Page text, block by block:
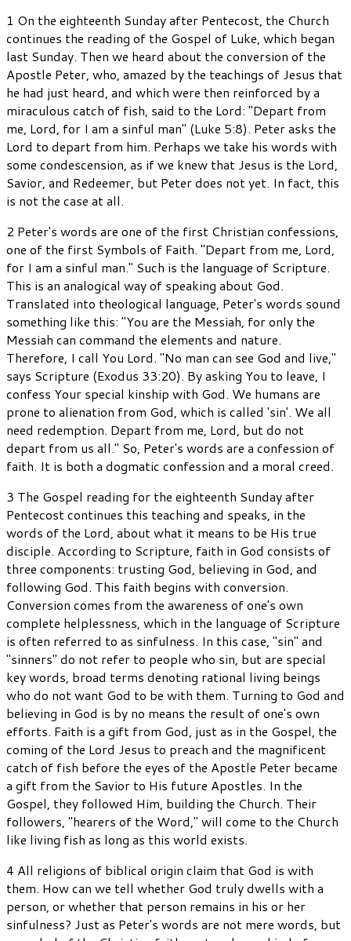
1 On the eighteenth Sunday after Pentecost, the Church
continues the reading of the Gospel of Luke, which began
last Sunday. Then we heard about the conversion of the
Apostle Peter, who, amazed by the teachings of Jesus that
he had just heard, and which were then reinforced by a
miraculous catch of fish, said to the Lord: "Depart from
me, Lord, for I am a sinful man" (Luke 5:8). Peter asks the
Lord to depart from him. Perhaps we take his words with
some condescension, as if we knew that Jesus is the Lord,
Savior, and Redeemer, but Peter does not yet. In fact, this
is not the case at all.
2 Peter's words are one of the first Christian confessions,
one of the first Symbols of Faith. "Depart from me, Lord,
for I am a sinful man." Such is the language of Scripture.
This is an analogical way of speaking about God.
Translated into theological language, Peter's words sound
something like this: "You are the Messiah, for only the
Messiah can command the elements and nature.
Therefore, I call You Lord. "No man can see God and live,"
says Scripture (Exodus 33:20). By asking You to leave, I
confess Your special kinship with God. We humans are
prone to alienation from God, which is called 'sin'. We all
need redemption. Depart from me, Lord, but do not
depart from us all." So, Peter's words are a confession of
faith. It is both a dogmatic confession and a moral creed.
3 The Gospel reading for the eighteenth Sunday after
Pentecost continues this teaching and speaks, in the
words of the Lord, about what it means to be His true
disciple. According to Scripture, faith in God consists of
three components: trusting God, believing in God, and
following God. This faith begins with conversion.
Conversion comes from the awareness of one's own
complete helplessness, which in the language of Scripture
is often referred to as sinfulness. In this case, "sin" and
"sinners" do not refer to people who sin, but are special
key words, broad terms denoting rational living beings
who do not want God to be with them. Turning to God and
believing in God is by no means the result of one's own
efforts. Faith is a gift from God, just as in the Gospel, the
coming of the Lord Jesus to preach and the magnificent
catch of fish before the eyes of the Apostle Peter became
a gift from the Savior to His future Apostles. In the
Gospel, they followed Him, building the Church. Their
followers, "hearers of the Word," will come to the Church
like living fish as long as this world exists.
4 All religions of biblical origin claim that God is with
them. How can we tell whether God truly dwells with a
person, or whether that person remains in his or her
sinfulness? Just as Peter's words are not mere words, but